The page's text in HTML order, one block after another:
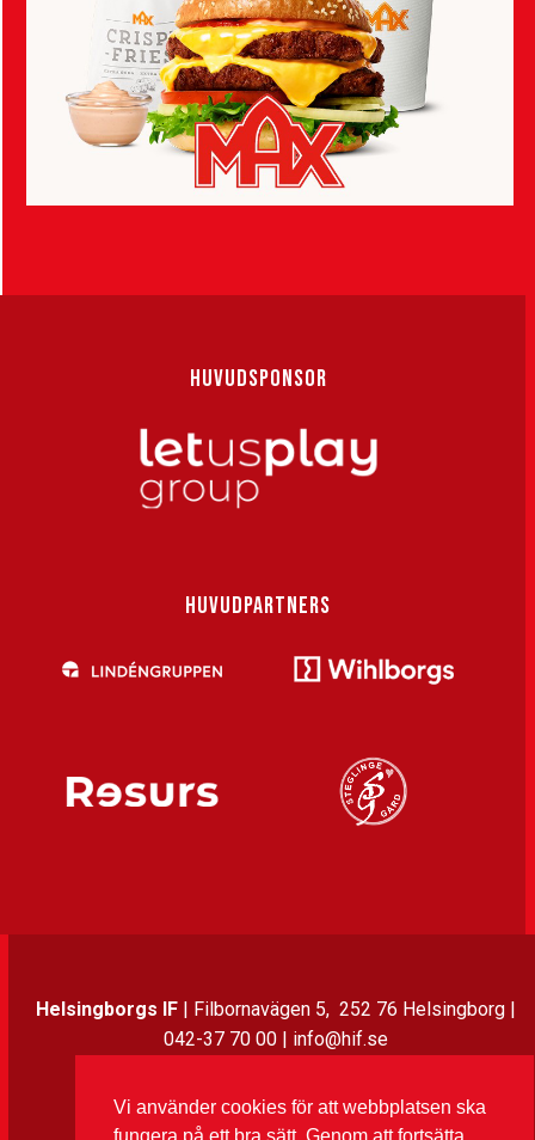
HUVUDSPONSOR
HUVUDPARTNERS
Helsingborgs IF | Filbornavägen 5, 252 76 Helsingborg |
042-37 70 00 | info@hif.se
Instagram
TwitterFacebook
LinkedIn
Vi använder cookies för att webbplatsen ska